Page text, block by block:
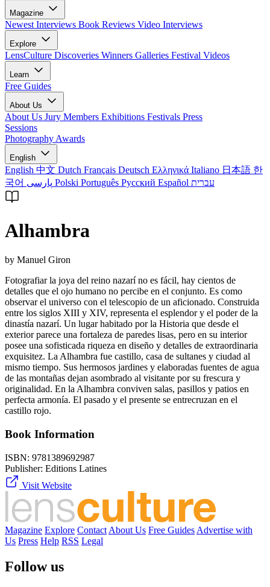
Magazine
Newest Interviews Book Reviews Video Interviews
Explore
LensCulture Discoveries Winners Galleries Festival Videos
Learn
Free Guides
About Us
About Us Jury Members Exhibitions Festivals Press
Sessions
Photography Awards
English
English 中文 Dutch Français Deutsch Ελληνικά Italiano 日本語 한
국어
Polski Português Русский Español עברית
Alhambra
by Manuel Giron
Fotografiar la joya del reino nazarí no es fácil, hay cientos de
detalles que el ojo humano no percibe en el conjunto. Es como
observar el universo con el telescopio de un aficionado. Construida
entre los siglos XIII y XIV, representa el esplendor y el poder de la
dinastía nazarí. Un lugar habitado por la Historia que desde el
exterior parece una fortaleza de paredes lisas, pero en su interior
posee una sofisticada riqueza en diseño y detalles de extraordinaria
exquisitez. La Alhambra fue castillo, casa de sultanes y ciudad al
mismo tiempo. Sus hermosos jardines y elaboradas fuentes de agua
de las montañas dejan asombrado al visitante por su frescura y
originalidad. En la Alhambra conviven salas, pasillos y patios en
perfecta armonía. El pasado y el presente se entrecruzan en el
castillo rojo.
Book Information
ISBN: 9781389692987
Publisher: Editions Latines
Visit Website
Magazine Explore Contact About Us Free Guides Advertise with
Us Press Help RSS Legal
Follow us